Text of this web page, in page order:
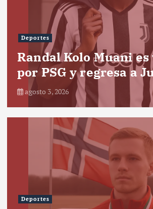
Deportes
Randal Kolo Muani
por PSG y regresa a
agosto 3, 2026
Deportes